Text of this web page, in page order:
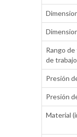
Rango
de trabajo
Presión
Presión
Material